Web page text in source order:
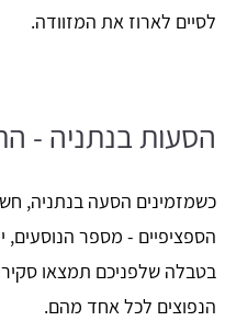
לסיים לארוז את המזוודה.
הסעות בנתניה -
כשמזמינים הסעה בנתניה,
הספציפיים - מספר הנוסעים,
בטבלה שלפניכם תמצאו
הנפוצים לכל אחד מהם.